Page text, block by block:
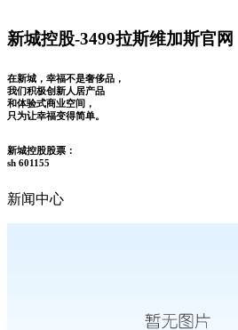
新城控股-3499拉斯维加斯官网
在新城，幸福不是奢侈品，
我们积极创新人居产品
和体验式商业空间，
只为让幸福变得简单。
新城控股股票：
sh 601155
新闻中心